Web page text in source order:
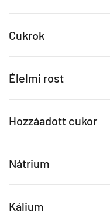
Cukrok
Élelmi rost
Hozzáadott cukor
Nátrium
Kálium